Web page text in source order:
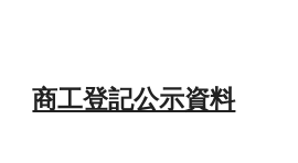
商工登記公示資料